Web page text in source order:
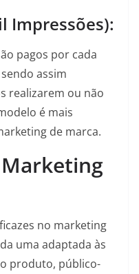
Impressões):
pagos por cada
assim
realizarem ou não
é mais
de marca.
no marketing
uma adaptada às
produto, público-